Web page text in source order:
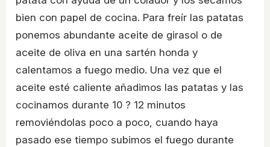
bien con papel de cocina. Para freír las patatas
ponemos abundante aceite de girasol o de
aceite de oliva en una sartén honda y
calentamos a fuego medio. Una vez que el
aceite esté caliente añadimos las patatas y las
cocinamos durante 10 ? 12 minutos
removiéndolas poco a poco, cuando haya
pasado ese tiempo subimos el fuego durante